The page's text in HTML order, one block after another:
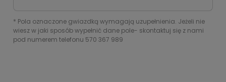
* Pola oznaczone gwiazdką wymagają uzupełnienia. Jeżeli nie
wiesz w jaki sposób wypełnić dane pole- skontaktuj się z nami
pod numerem telefonu 570 367 989